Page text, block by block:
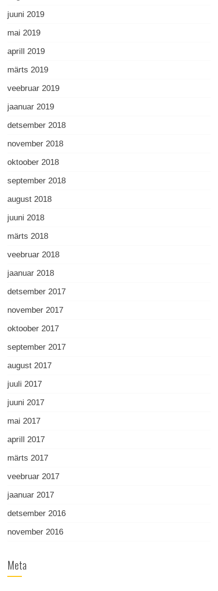
juuni 2019
mai 2019
aprill 2019
märts 2019
veebruar 2019
jaanuar 2019
detsember 2018
november 2018
oktoober 2018
september 2018
august 2018
juuni 2018
märts 2018
veebruar 2018
jaanuar 2018
detsember 2017
november 2017
oktoober 2017
september 2017
august 2017
juuli 2017
juuni 2017
mai 2017
aprill 2017
märts 2017
veebruar 2017
jaanuar 2017
detsember 2016
november 2016
Meta